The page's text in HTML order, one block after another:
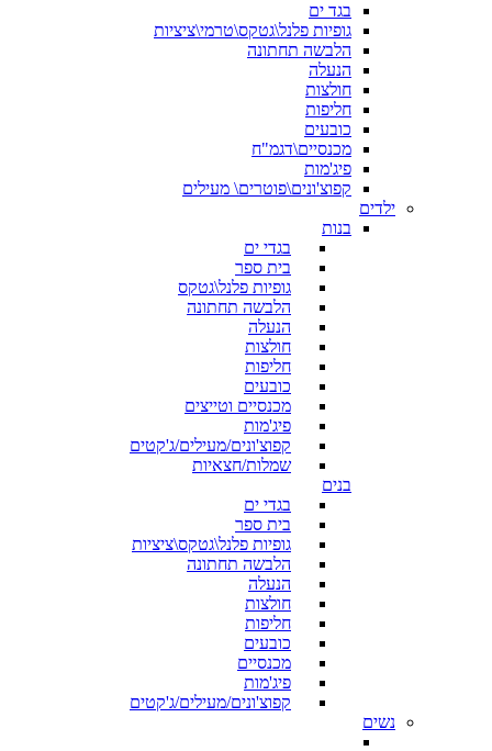
בגד ים
גופיות פלנל\גטקס\טרמי\ציציות
הלבשה תחתונה
הנעלה
חולצות
חליפות
כובעים
מכנסיים\דגמ"ח
פיג'מות
קפוצ'ונים\פוטרים\ מעילים
ילדים
בנות
בגדי ים
בית ספר
גופיות פלנל\גטקס
הלבשה תחתונה
הנעלה
חולצות
חליפות
כובעים
מכנסיים וטייצים
פיג'מות
קפוצ'ונים/מעילים/ג'קטים
שמלות/חצאיות
בנים
בגדי ים
בית ספר
גופיות פלנל\גטקס\ציציות
הלבשה תחתונה
הנעלה
חולצות
חליפות
כובעים
מכנסיים
פיג'מות
קפוצ'ונים/מעילים/ג'קטים
נשים